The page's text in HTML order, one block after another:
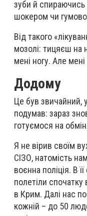
зуби й спираючись
шокером чи
Від такого
мозолі: тицяєш на
мені ногу. Але
Додому
Це був звичайний,
подумав: зараз
готуємося на
Я не вірив своїм
СІЗО, натомість
воєнна поліція. В
полетіли
в Крим. Далі нас
кожній – до 50